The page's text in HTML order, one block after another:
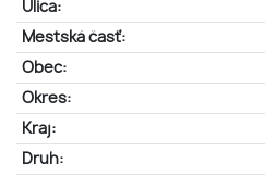
Ulica:
Mestská časť:
Obec:
Okres:
Kraj:
Druh: